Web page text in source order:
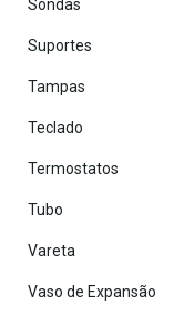
Sondas
Suportes
Tampas
Teclado
Termostatos
Tubo
Vareta
Vaso de Expansão